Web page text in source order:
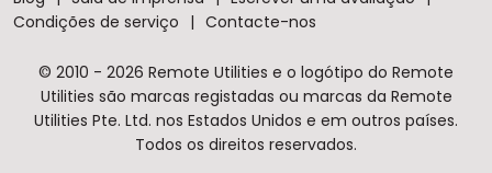
Condições de serviço
Contacte-nos
© 2010 - 2026 Remote Utilities e o logótipo do Remote
Utilities são marcas registadas ou marcas da Remote
Utilities Pte. Ltd. nos Estados Unidos e em outros países.
Todos os direitos reservados.